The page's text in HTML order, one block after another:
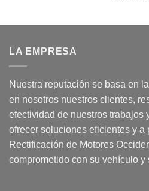
LA EMPRESA
Nuestra reputación se basa en
en nosotros nuestros clientes,
efectividad de nuestros trabajos
ofrecer soluciones eficientes y a
Rectificación de Motores
comprometido con su vehículo y